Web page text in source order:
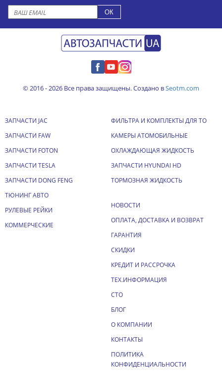
© 2016 - 2026 Все права защищены. Создано вSeotm.com
ЗАПЧАСТИ JAC
ЗАПЧАСТИ FAW
ЗАПЧАСТИ FOTON
ЗАПЧАСТИ TESLA
ЗАПЧАСТИ DONG FENG
ТЮНИНГ АВТО
РУЛЕВЫЕ РЕЙКИ
КОММЕРЧЕСКИЕ
ФИЛЬТРА И КОМПЛЕКТЫ ДЛЯ ТО
КАМЕРЫ АТОМОБИЛЬНЫЕ
ОХЛАЖДАЮЩАЯ ЖИДКОСТЬ
ЗАПЧАСТИ HYUNDAI HD
ТОРМОЗНАЯ ЖИДКОСТЬ
НОВОСТИ
ОПЛАТА, ДОСТАВКА И ВОЗВРАТ
ГАРАНТИЯ
СКИДКИ
КРЕДИТ И РАССРОЧКА
ТЕХ.ИНФОРМАЦИЯ
СТО
БЛОГ
О КОМПАНИИ
КОНТАКТЫ
ПОЛИТИКА
КОНФИДЕНЦИАЛЬНОСТИ